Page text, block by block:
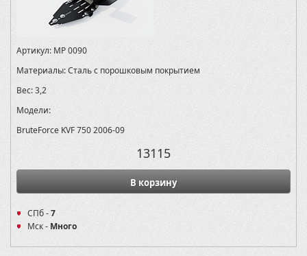
Артикул: MP 0090
Материалы:Сталь с порошковым покрытием
Вес:3,2
Модели:
BruteForce KVF 750 2006-09
13115
В корзину
СПб -7
Мск - Много